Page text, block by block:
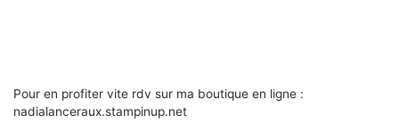
Pour en profiter vite rdv sur ma boutique en ligne :
nadialanceraux.stampinup.net